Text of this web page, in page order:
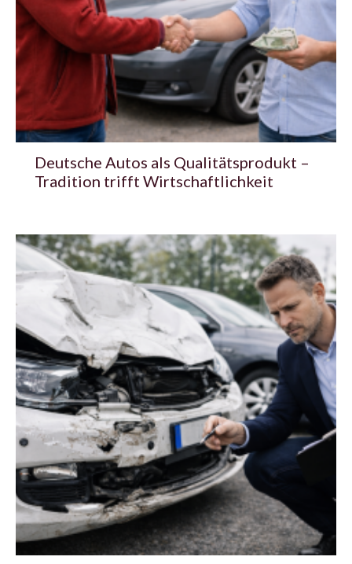
Deutsche Autos als Qualitätsprodukt –
Tradition trifft Wirtschaftlichkeit